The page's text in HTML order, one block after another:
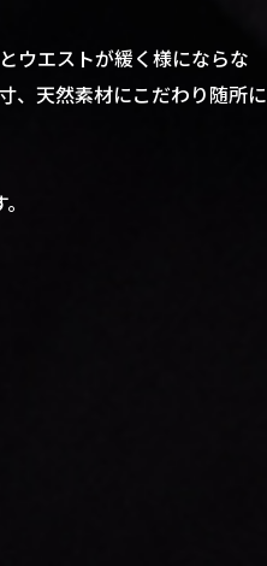
ウエストが緩く様にならな
、天然素材にこだわり随所に